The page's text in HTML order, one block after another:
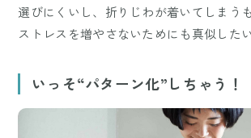
選びにくいし、折りじわが着いてしまう
ストレスを増やさないためにも真似した
いっそ“パターン化”しちゃう！